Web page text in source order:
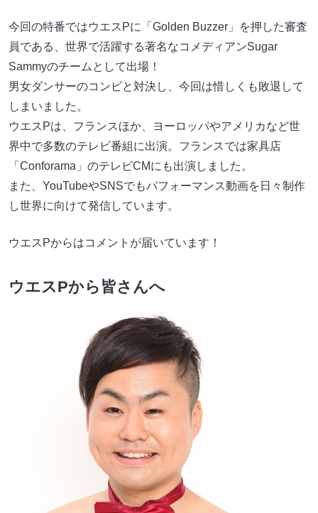
今回の特番ではウエスPに「Golden Buzzer」を押した審査
員である、世界で活躍する著名なコメディアンSugar
Sammyのチームとして出場！
男女ダンサーのコンビと対決し、今回は惜しくも敗退して
しまいました。
ウエスPは、フランスほか、ヨーロッパやアメリカなど世
界中で多数のテレビ番組に出演。フランスでは家具店
「Conforama」のテレビCMにも出演しました。
また、YouTubeやSNSでもパフォーマンス動画を日々制作
し世界に向けて発信しています。
ウエスPからはコメントが届いています！
ウエスPから皆さんへ